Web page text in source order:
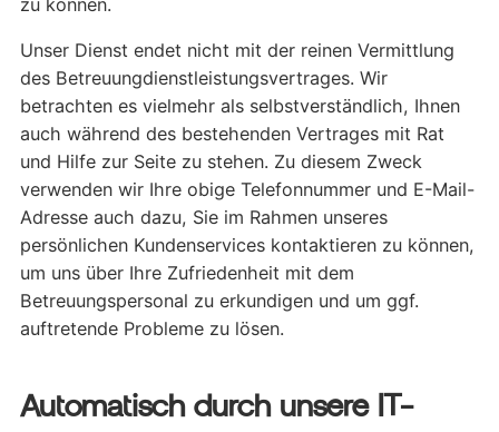
Unser Dienst endet nicht mit der reinen Vermittlung
des Betreuungdienstleistungsvertrages. Wir
betrachten es vielmehr als selbstverständlich, Ihnen
auch während des bestehenden Vertrages mit Rat
und Hilfe zur Seite zu stehen. Zu diesem Zweck
verwenden wir Ihre obige Telefonnummer und E-Mail-
Adresse auch dazu, Sie im Rahmen unseres
persönlichen Kundenservices kontaktieren zu können,
um uns über Ihre Zufriedenheit mit dem
Betreuungspersonal zu erkundigen und um ggf.
auftretende Probleme zu lösen.
Automatisch durch unsere IT-